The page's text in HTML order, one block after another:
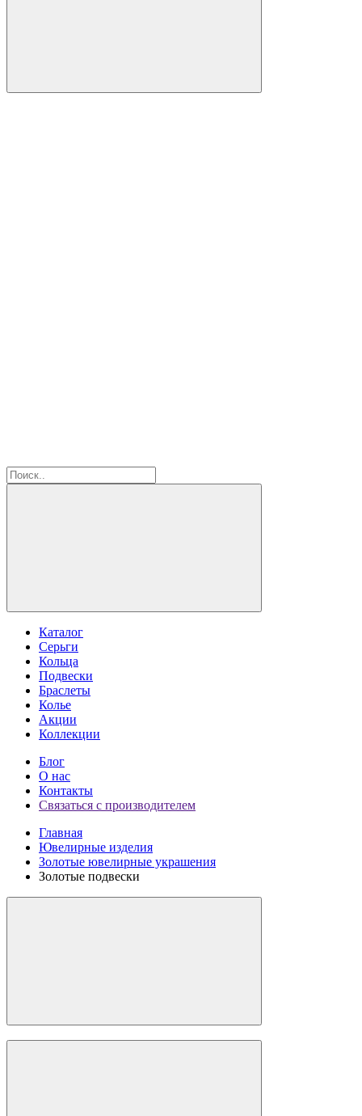
Каталог
Серьги
Кольца
Подвески
Браслеты
Колье
Акции
Коллекции
Блог
О нас
Контакты
Связаться с производителем
Главная
Ювелирные изделия
Золотые ювелирные украшения
Золотые подвески